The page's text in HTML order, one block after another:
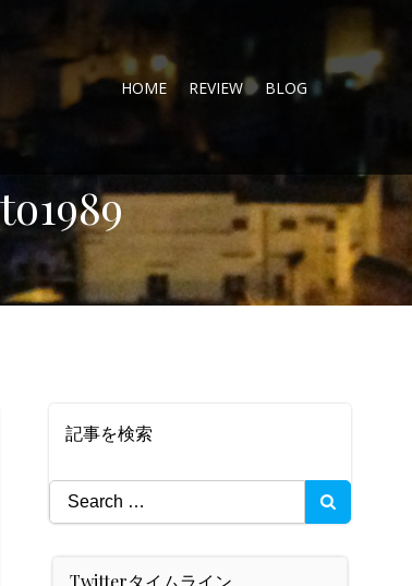
HOME REVIEW BLOG
記事を検索
Search
for:
Twitterタイムライン